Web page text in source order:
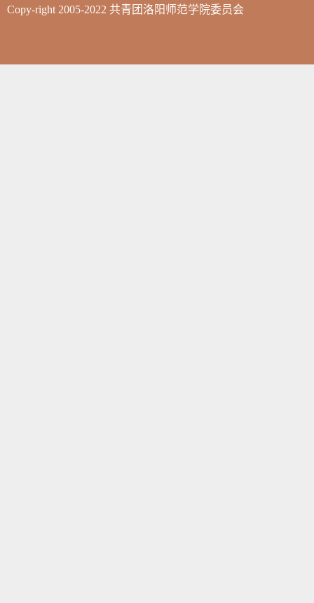
Copy-right 2005-2022 共青团洛阳师范学院委员会